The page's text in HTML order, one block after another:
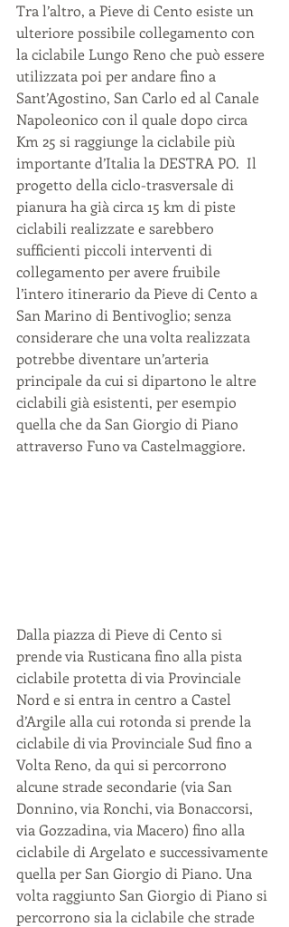
Tra l’altro, a Pieve di Cento esiste un
ulteriore possibile collegamento con
la ciclabile Lungo Reno che può essere
utilizzata poi per andare fino a
Sant’Agostino, San Carlo ed al Canale
Napoleonico con il quale dopo circa
Km 25 si raggiunge la ciclabile più
importante d’Italia la DESTRA PO.  Il
progetto della ciclo-trasversale di
pianura ha già circa 15 km di piste
ciclabili realizzate e sarebbero
sufficienti piccoli interventi di
collegamento per avere fruibile
l’intero itinerario da Pieve di Cento a
San Marino di Bentivoglio; senza
considerare che una volta realizzata
potrebbe diventare un’arteria
principale da cui si dipartono le altre
ciclabili già esistenti, per esempio
quella che da San Giorgio di Piano
attraverso Funo va Castelmaggiore.
Dalla piazza di Pieve di Cento si
prende via Rusticana fino alla pista
ciclabile protetta di via Provinciale
Nord e si entra in centro a Castel
d’Argile alla cui rotonda si prende la
ciclabile di via Provinciale Sud fino a
Volta Reno, da qui si percorrono
alcune strade secondarie (via San
Donnino, via Ronchi, via Bonaccorsi,
via Gozzadina, via Macero) fino alla
ciclabile di Argelato e successivamente
quella per San Giorgio di Piano. Una
volta raggiunto San Giorgio di Piano si
percorrono sia la ciclabile che strade